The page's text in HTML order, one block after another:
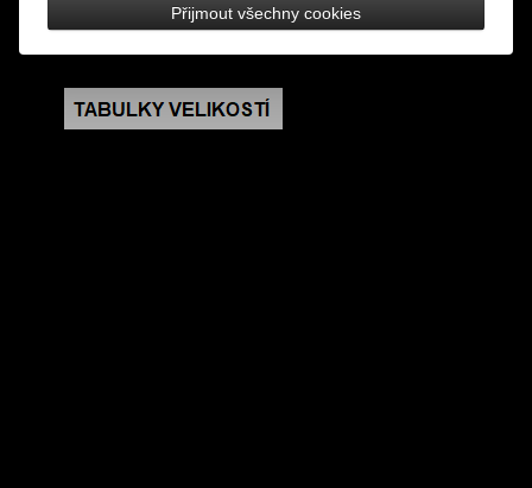
rozměry: výška 4,5 cm, šířka 10 cm
Přijmout všechny cookies